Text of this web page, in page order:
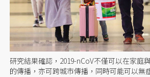
研究結果確認，2019-nCoV不僅可以在家庭
的傳播，亦可跨城市傳播，同時可能可以無